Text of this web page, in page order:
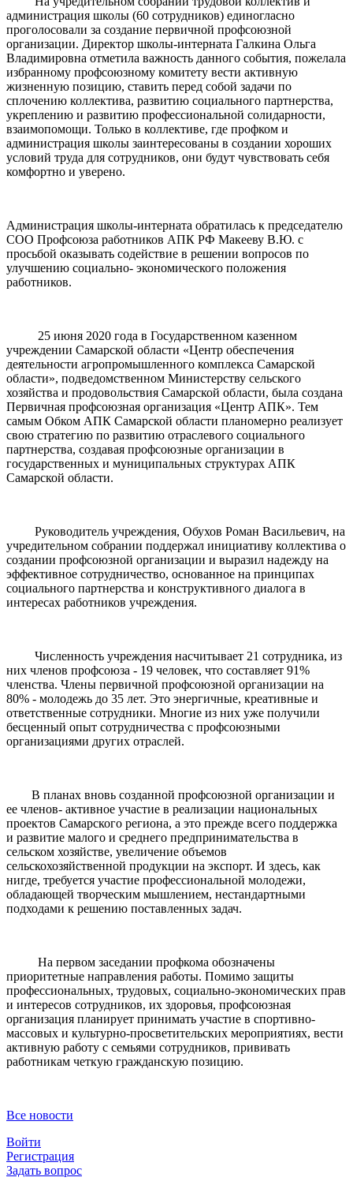
администрация школы (60 сотрудников) единогласно
проголосовали за создание первичной профсоюзной
организации. Директор школы-интерната Галкина Ольга
Владимировна отметила важность данного события, пожелала
избранному профсоюзному комитету вести активную
жизненную позицию, ставить перед собой задачи по
сплочению коллектива, развитию социального партнерства,
укреплению и развитию профессиональной солидарности,
взаимопомощи. Только в коллективе, где профком и
администрация школы заинтересованы в создании хороших
условий труда для сотрудников, они будут чувствовать себя
комфортно и уверено.
Администрация школы-интерната обратилась к председателю
СОО Профсоюза работников АПК РФ Макееву В.Ю. с
просьбой оказывать содействие в решении вопросов по
улучшению социально- экономического положения
работников.
25 июня 2020 года в Государственном казенном
учреждении Самарской области «Центр обеспечения
деятельности агропромышленного комплекса Самарской
области», подведомственном Министерству сельского
хозяйства и продовольствия Самарской области, была создана
Первичная профсоюзная организация «Центр АПК». Тем
самым Обком АПК Самарской области планомерно реализует
свою стратегию по развитию отраслевого социального
партнерства, создавая профсоюзные организации в
государственных и муниципальных структурах АПК
Самарской области.
Руководитель учреждения, Обухов Роман Васильевич, на
учредительном собрании поддержал инициативу коллектива о
создании профсоюзной организации и выразил надежду на
эффективное сотрудничество, основанное на принципах
социального партнерства и конструктивного диалога в
интересах работников учреждения.
Численность учреждения насчитывает 21 сотрудника, из
них членов профсоюза - 19 человек, что составляет 91%
членства. Члены первичной профсоюзной организации на
80% - молодежь до 35 лет. Это энергичные, креативные и
ответственные сотрудники. Многие из них уже получили
бесценный опыт сотрудничества с профсоюзными
организациями других отраслей.
В планах вновь созданной профсоюзной организации и
ее членов- активное участие в реализации национальных
проектов Самарского региона, а это прежде всего поддержка
и развитие малого и среднего предпринимательства в
сельском хозяйстве, увеличение объемов
сельскохозяйственной продукции на экспорт. И здесь, как
нигде, требуется участие профессиональной молодежи,
обладающей творческим мышлением, нестандартными
подходами к решению поставленных задач.
На первом заседании профкома обозначены
приоритетные направления работы. Помимо защиты
профессиональных, трудовых, социально-экономических прав
и интересов сотрудников, их здоровья, профсоюзная
организация планирует принимать участие в спортивно-
массовых и культурно-просветительских мероприятиях, вести
активную работу с семьями сотрудников, прививать
работникам четкую гражданскую позицию.
Все новости
Войти
Регистрация
Задать вопрос